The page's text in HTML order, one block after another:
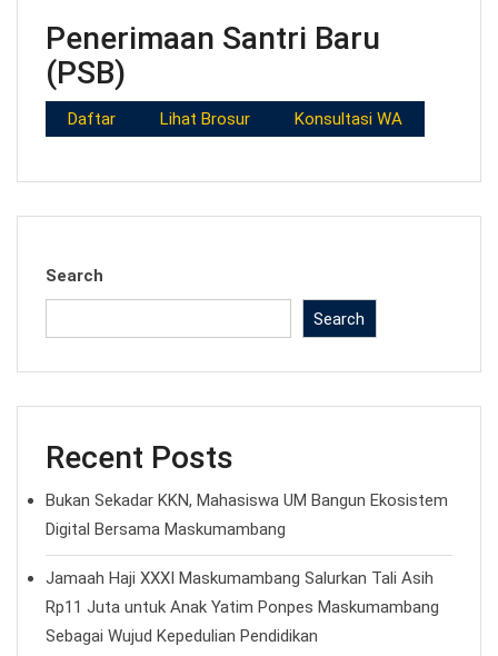
Penerimaan Santri Baru
(PSB)
Daftar Lihat Brosur Konsultasi WA
Search
Search
Recent Posts
Bukan Sekadar KKN, Mahasiswa UM Bangun Ekosistem
Digital Bersama Maskumambang
Jamaah Haji XXXI Maskumambang Salurkan Tali Asih
Rp11 Juta untuk Anak Yatim Ponpes Maskumambang
Sebagai Wujud Kepedulian Pendidikan